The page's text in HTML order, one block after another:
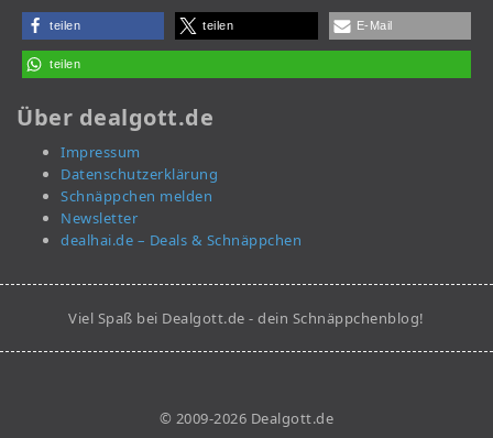
teilen teilen E-Mail
teilen
Über dealgott.de
Impressum
Datenschutzerklärung
Schnäppchen melden
Newsletter
dealhai.de – Deals & Schnäppchen
Viel Spaß bei Dealgott.de - dein Schnäppchenblog!
© 2009-2026 Dealgott.de